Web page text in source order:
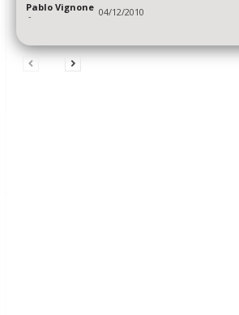
Pablo Vignone
- 04/12/2010